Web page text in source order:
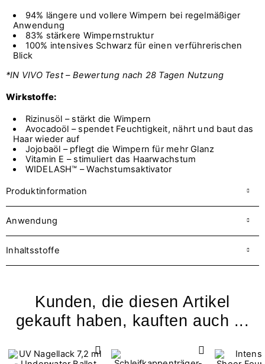
94% längere und vollere Wimpern bei regelmäßiger
Anwendung
83% stärkere Wimpernstruktur
100% intensives Schwarz für einen verführerischen
Blick
*IN VIVO Test – Bewertung nach 28 Tagen Nutzung
Wirkstoffe:
Rizinusöl – stärkt die Wimpern
Avocadoöl – spendet Feuchtigkeit, nährt und baut das
Haar wieder auf
Jojobaöl – pflegt die Wimpern für mehr Glanz
Vitamin E – stimuliert das Haarwachstum
WIDELASH™ – Wachstumsaktivator
Produktinformation
Anwendung
Inhaltsstoffe
Kunden, die diesen Artikel
gekauft haben, kauften auch ...